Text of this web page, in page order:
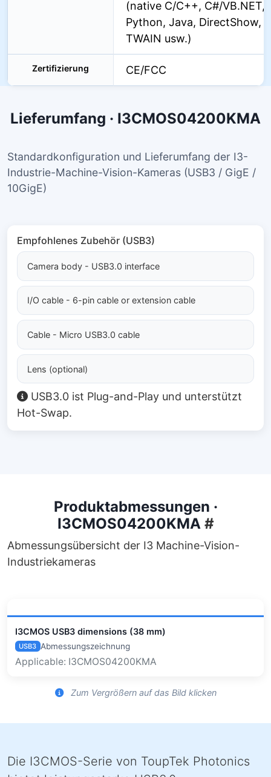
(native C/C++, C#/VB.NET,
Python, Java, DirectShow,
TWAIN usw.)
Zertifizierung CE/FCC
Lieferumfang · I3CMOS04200KMA
Standardkonfiguration und Lieferumfang der I3-
Industrie-Machine-Vision-Kameras (USB3 / GigE /
10GigE)
Empfohlenes Zubehör (USB3)
Camera body - USB3.0 interface
I/O cable - 6-pin cable or extension cable
Cable - Micro USB3.0 cable
Lens (optional)
USB3.0 ist Plug-and-Play und unterstützt
Hot-Swap.
Produktabmessungen ·
I3CMOS04200KMA #
Abmessungsübersicht der I3 Machine-Vision-
Industriekameras